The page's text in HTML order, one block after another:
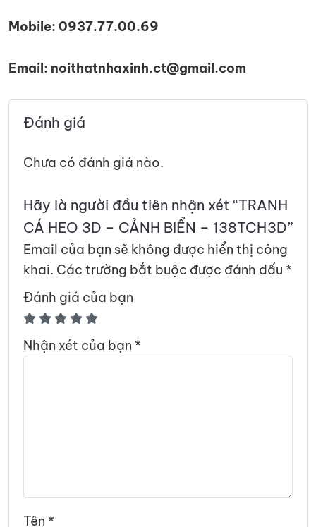
Mobile: 0937.77.00.69
Email: noithatnhaxinh.ct@gmail.com
Đánh giá
Chưa có đánh giá nào.
Hãy là người đầu tiên nhận xét “TRANH
CÁ HEO 3D – CẢNH BIỂN – 138TCH3D”
Email của bạn sẽ không được hiển thị công
khai. Các trường bắt buộc được đánh dấu *
Đánh giá của bạn
Nhận xét của bạn *
Tên *